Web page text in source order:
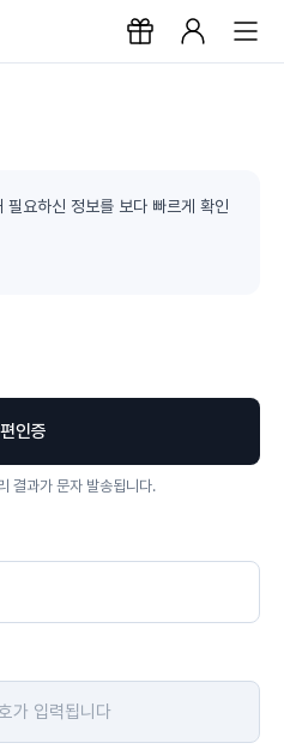
요하신 정보를 보다 빠르게 확인
인증
결과가 문자 발송됩니다.